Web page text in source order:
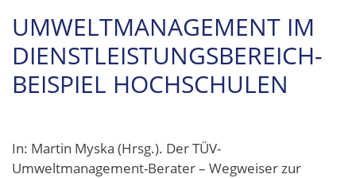
UMWELTMANAGEMENT IM
DIENSTLEISTUNGSBEREICH-
BEISPIEL HOCHSCHULEN
In: Martin Myska (Hrsg.). Der TÜV-
Umweltmanagement-Berater – Wegweiser zur